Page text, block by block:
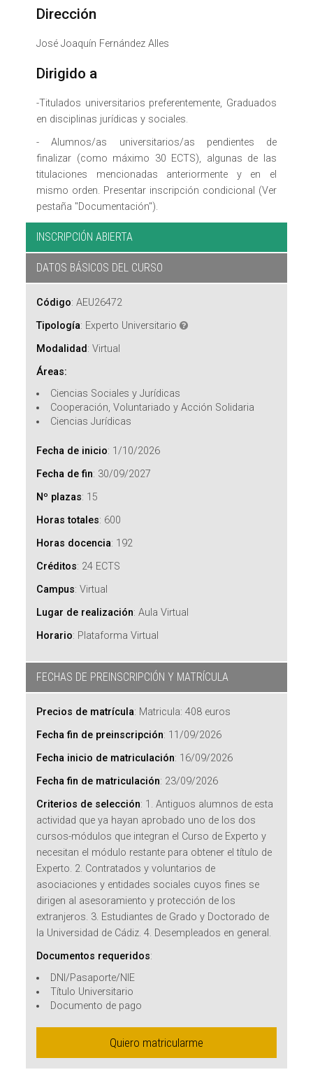
Dirección
José Joaquín Fernández Alles
Dirigido a
-Titulados universitarios preferentemente, Graduados
en disciplinas jurídicas y sociales.
- Alumnos/as universitarios/as pendientes de
finalizar (como máximo 30 ECTS), algunas de las
titulaciones mencionadas anteriormente y en el
mismo orden. Presentar inscripción condicional (Ver
pestaña "Documentación").
INSCRIPCIÓN ABIERTA
DATOS BÁSICOS DEL CURSO
Código:AEU26472
Tipología: Experto Universitario
Modalidad:Virtual
Áreas:
Ciencias Sociales y Jurídicas
Cooperación, Voluntariado y Acción Solidaria
Ciencias Jurídicas
Fecha de inicio: 1/10/2026
Fecha de fin: 30/09/2027
Nº plazas: 15
Horas totales: 600
Horas docencia: 192
Créditos: 24 ECTS
Campus:Virtual
Lugar de realización:Aula Virtual
Horario: Plataforma Virtual
FECHAS DE PREINSCRIPCIÓN Y MATRÍCULA
Precios de matrícula: Matricula: 408 euros
Fecha fin de preinscripción: 11/09/2026
Fecha inicio de matriculación: 16/09/2026
Fecha fin de matriculación: 23/09/2026
Criterios de selección: 1. Antiguos alumnos de esta
actividad que ya hayan aprobado uno de los dos
cursos-módulos que integran el Curso de Experto y
necesitan el módulo restante para obtener el título de
Experto. 2. Contratados y voluntarios de
asociaciones y entidades sociales cuyos fines se
dirigen al asesoramiento y protección de los
extranjeros. 3. Estudiantes de Grado y Doctorado de
la Universidad de Cádiz. 4. Desempleados en general.
Documentos requeridos:
DNI/Pasaporte/NIE
Título Universitario
Documento de pago
Quiero matricularme